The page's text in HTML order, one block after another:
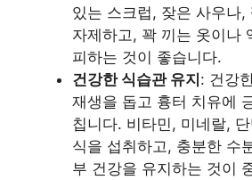
있는 스크럽, 잦은 사우나,
자제하고, 꽉 끼는 옷이나
피하는 것이 좋습니다.
건강한 식습관 유지: 건강
재생을 돕고 흉터 치유에
칩니다. 비타민, 미네랄,
식을 섭취하고, 충분한 수
부 건강을 유지하는 것이